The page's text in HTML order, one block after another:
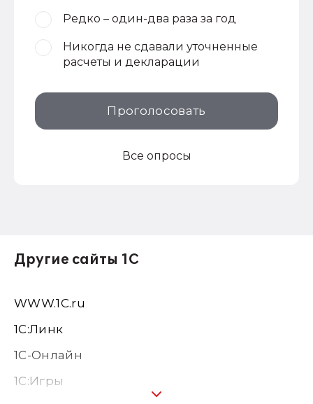
Редко – один-два раза за год
Никогда не сдавали уточненные
расчеты и декларации
Проголосовать
Все опросы
Другие сайты 1С
WWW.1С.ru
1С:Линк
1С-Онлайн
1C:Игры